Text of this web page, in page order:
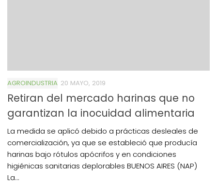
AGROINDUSTRIA 20 MAYO, 2019
Retiran del mercado harinas que no
garantizan la inocuidad alimentaria
La medida se aplicó debido a prácticas desleales de
comercialización, ya que se estableció que producía
harinas bajo rótulos apócrifos y en condiciones
higiénicas sanitarias deplorables BUENOS AIRES (NAP)
La...